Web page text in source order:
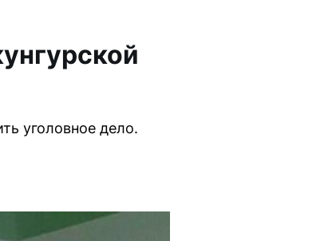
уголовное дело.